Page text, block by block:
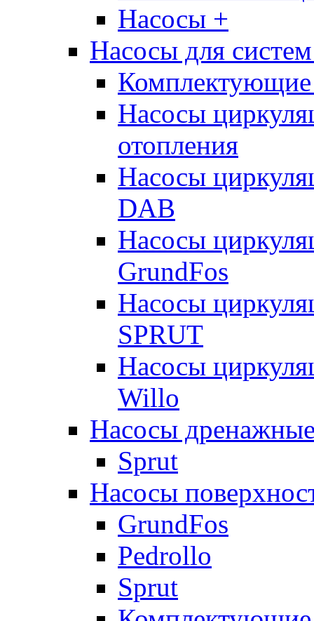
Насосы +
Насосы для
Комплектующие
Насосы
отопления
Насосы
DAB
Насосы
GrundFos
Насосы
SPRUT
Насосы
Willo
Насосы
Sprut
Насосы
GrundFos
Pedrollo
Sprut